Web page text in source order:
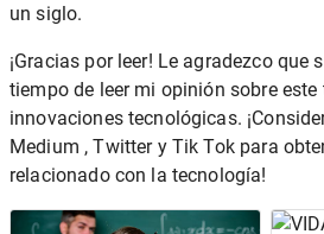
un siglo.
¡Gracias por leer! Le agradezco que
tiempo de leer mi opinión sobre
innovaciones tecnológicas.
Medium , Twitter y Tik Tok para
relacionado con la tecnología!